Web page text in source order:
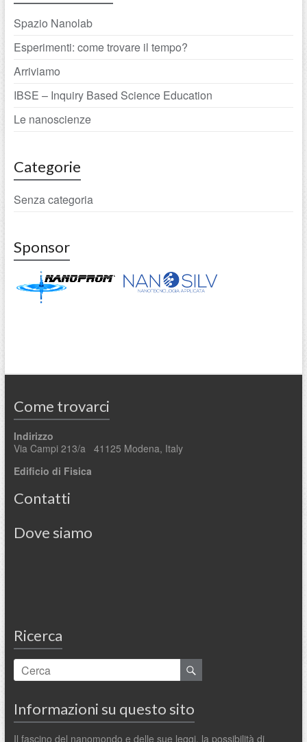
Spazio Nanolab
Esperimenti: come trovare il tempo?
Arriviamo
IBSE – Inquiry Based Science Education
Le nanoscienze
Categorie
Senza categoria
Sponsor
Come trovarci
Indirizzo
Via Campi 213/a 41125 Modena, Italy
Edificio di Fisica
Contatti
Dove siamo
Ricerca
Informazioni su questo sito
Il fascino del nanomondo e delle sue leggi, la possibilità di